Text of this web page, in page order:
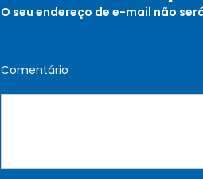
O seu endereço de e-mail não
Comentário